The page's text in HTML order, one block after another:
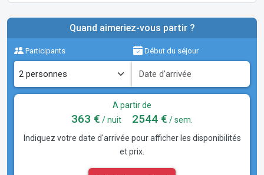
Quand aimeriez-vous partir ?
Participants Début du séjour
A partir de
363 € / nuit 2544 € / sem.
Indiquez votre date d'arrivée pour afficher les disponibilités
et prix.